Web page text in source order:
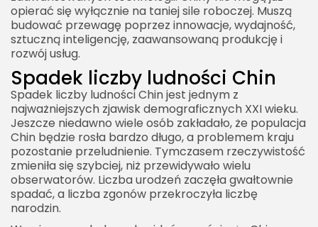
opierać się wyłącznie na taniej sile roboczej. Muszą
budować przewagę poprzez innowacje, wydajność,
sztuczną inteligencję, zaawansowaną produkcję i
rozwój usług.
Spadek liczby ludności Chin
Spadek liczby ludności Chin jest jednym z
najważniejszych zjawisk demograficznych XXI wieku.
Jeszcze niedawno wiele osób zakładało, że populacja
Chin będzie rosła bardzo długo, a problemem kraju
pozostanie przeludnienie. Tymczasem rzeczywistość
zmieniła się szybciej, niż przewidywało wielu
obserwatorów. Liczba urodzeń zaczęła gwałtownie
spadać, a liczba zgonów przekroczyła liczbę
narodzin.